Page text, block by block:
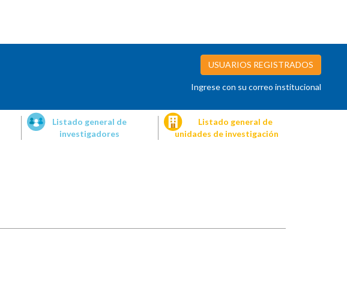
USUARIOS REGISTRADOS
Ingrese con su correo institucional
Listado general de
investigadores
Listado general de
unidades de investigación